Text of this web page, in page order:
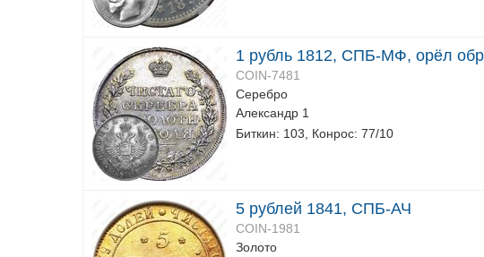
1 рубль 1812, СПБ-МФ, орёл
COIN-7481
Серебро
Александр 1
Биткин: 103, Конрос: 77/10
5 рублей 1841, СПБ-АЧ
COIN-1981
Золото